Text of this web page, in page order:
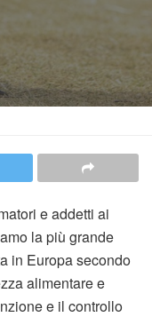
e addetti ai
la più grande
in Europa secondo
alimentare e
e il controllo